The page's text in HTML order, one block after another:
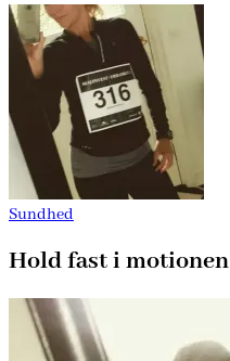
Sundhed
Hold fast i motionen